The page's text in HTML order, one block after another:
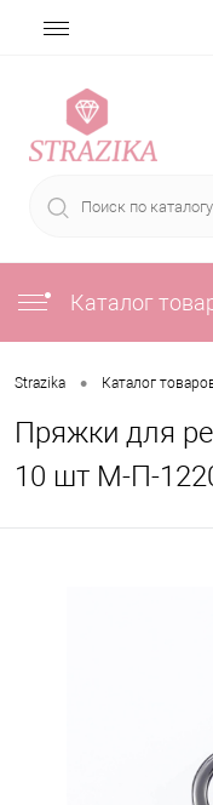
Каталог
Strazika • Каталог
Пряжки для
10 шт М-П-